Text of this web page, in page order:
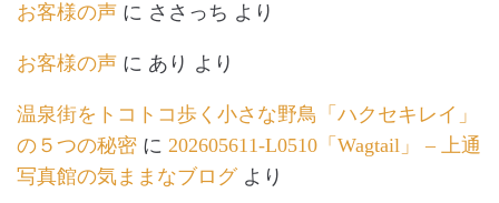
お客様の声 に ささっち より
お客様の声 に あり より
温泉街をトコトコ歩く小さな野鳥「ハクセキレイ」
の５つの秘密 に 202605611-L0510「Wagtail」 – 上通
写真館の気ままなブログより